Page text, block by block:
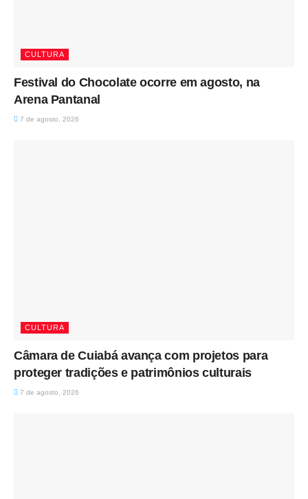
CULTURA
Festival do Chocolate ocorre em agosto, na
Arena Pantanal
7 de agosto, 2026
CULTURA
Câmara de Cuiabá avança com projetos para
proteger tradições e patrimônios culturais
7 de agosto, 2026